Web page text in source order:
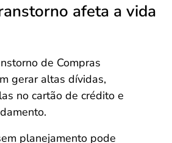
afeta a vida
de Compras
gerar altas dívidas,
no cartão de crédito e
planejamento pode